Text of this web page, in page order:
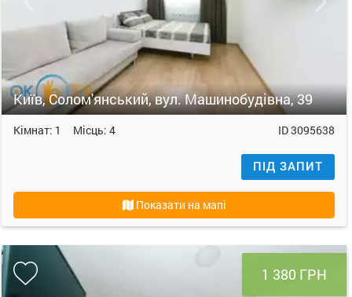
Київ, Солом'янський, вул. Машинобудівна, 39
Кімнат: 1 Місць: 4 ID3095638
ПІД ЗАПИТ
Показати на мапі
1 380 ГРН